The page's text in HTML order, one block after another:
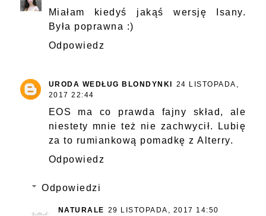
Miałam kiedyś jakąś wersję Isany.
Była poprawna :)
Odpowiedz
URODA WEDŁUG BLONDYNKI
24 LISTOPADA,
2017 22:44
EOS ma co prawda fajny skład, ale
niestety mnie też nie zachwycił. Lubię
za to rumiankową pomadkę z Alterry.
Odpowiedz
Odpowiedzi
NATURALE 29 LISTOPADA, 2017 14:50